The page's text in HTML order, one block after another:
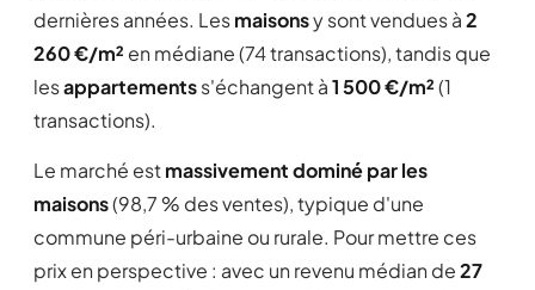
dernières années. Lesmaisonsy sont vendues à2
260 €/m² en médiane (74 transactions), tandis que
lesappartementss'échangent à1 500 €/m²(1
transactions).
Le marché estmassivement dominé par les
maisons(98,7 % des ventes), typique d'une
commune péri-urbaine ou rurale. Pour mettre ces
prix en perspective : avec un revenu médian de27